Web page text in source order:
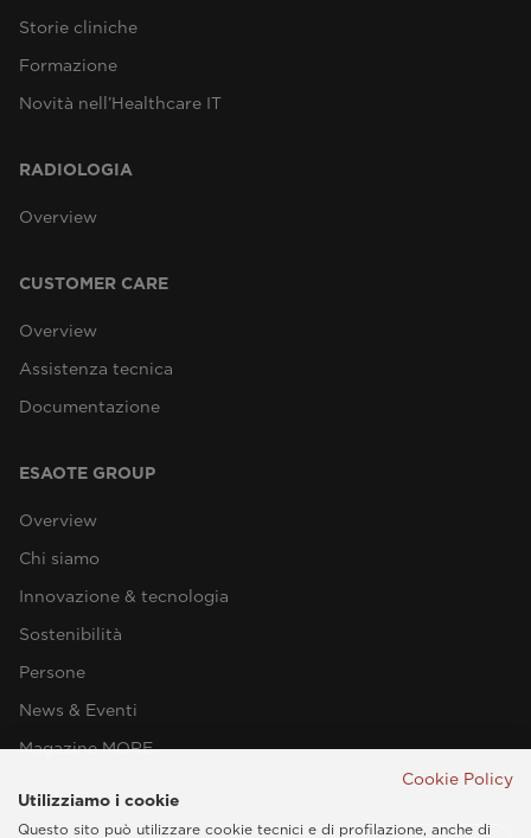
Storie cliniche
Formazione
Novità nell’Healthcare IT
RADIOLOGIA
Overview
CUSTOMER CARE
Overview
Assistenza tecnica
Documentazione
ESAOTE GROUP
Overview
Chi siamo
Innovazione & tecnologia
Sostenibilità
Persone
News & Eventi
Magazine MORE
Cookie Policy
Utilizziamo i cookie
Questo sito può utilizzare cookie tecnici e di profilazione, anche di